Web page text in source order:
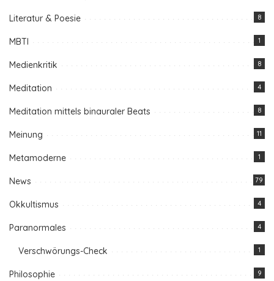
Literatur & Poesie 8
MBTI 1
Medienkritik 8
Meditation 4
Meditation mittels binauraler Beats 8
Meinung 11
Metamoderne 1
News 79
Okkultismus 4
Paranormales 4
Verschwörungs-Check 1
Philosophie 9